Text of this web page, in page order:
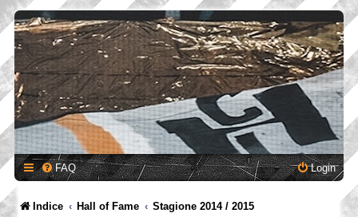
FAQ Login
Indice Hall of Fame Stagione 2014 / 2015